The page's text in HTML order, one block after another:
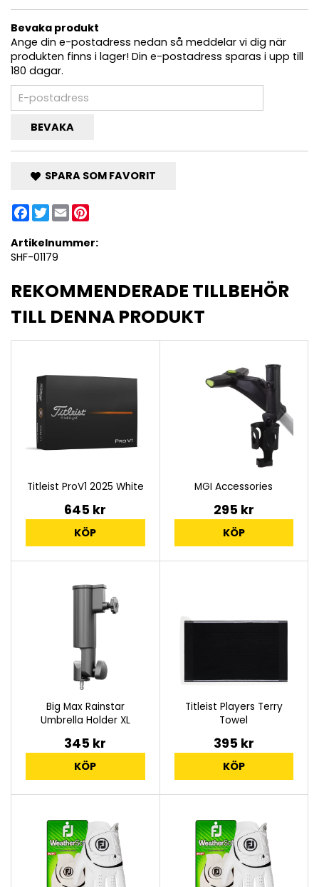
Bevaka produkt
Ange din e-postadress nedan så meddelar vi dig när
produkten finns i lager! Din e-postadress sparas i upp till
180 dagar.
BEVAKA
SPARA SOM FAVORIT
Facebook
Twitter
Email
Artikelnummer:
SHF-01179
REKOMMENDERADE TILLBEHÖR
TILL DENNA PRODUKT
Titleist ProV1 2025 White
645 kr
KÖP
MGI Accessories
295 kr
KÖP
Big Max Rainstar
Umbrella Holder XL
345 kr
KÖP
Titleist Players Terry
Towel
395 kr
KÖP